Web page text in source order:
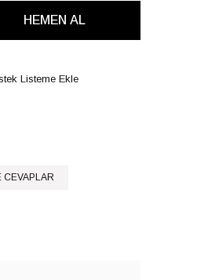
Listeme Ekle
CEVAPLAR